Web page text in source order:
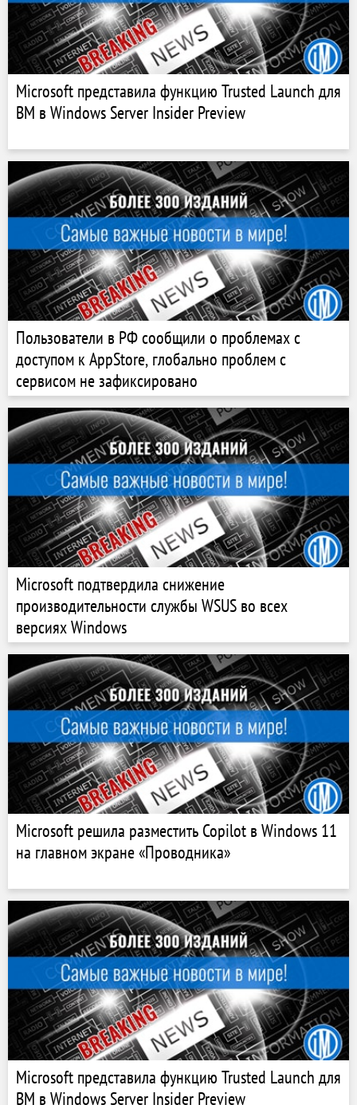
Microsoft представила функцию Trusted Launch для
ВМ в Windows Server Insider Preview
Пользователи в РФ сообщили о проблемах с
доступом к AppStore, глобально проблем с
сервисом не зафиксировано
Microsoft подтвердила снижение
производительности службы WSUS во всех
версиях Windows
Microsoft решила разместить Copilot в Windows 11
на главном экране «Проводника»
Microsoft представила функцию Trusted Launch для
ВМ в Windows Server Insider Preview